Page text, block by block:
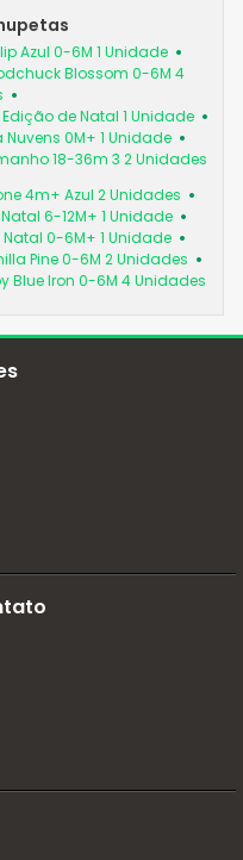
Azul 0-6M 1 Unidade
Blossom 0-6M 4
de Natal 1 Unidade
0M+ 1 Unidade
18-36m 3 2 Unidades
4m+ Azul 2 Unidades
6-12M+ 1 Unidade
0-6M+ 1 Unidade
Pine 0-6M 2 Unidades
Blue Iron 0-6M 4 Unidades